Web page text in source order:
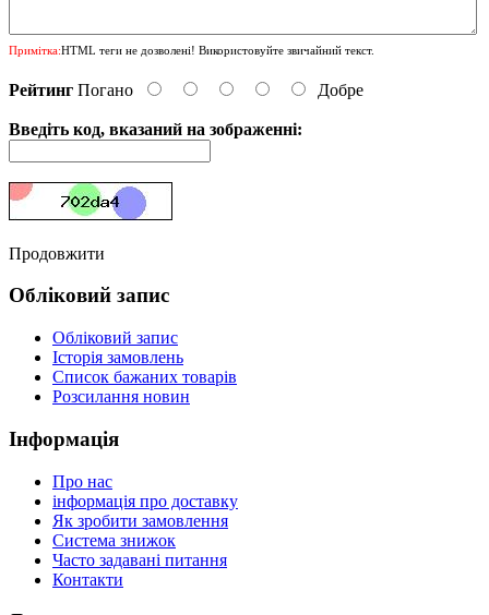
Примітка:HTML теги не дозволені! Використовуйте звичайний текст.
Рейтинг Погано Добре
Введіть код, вказаний на зображенні:
Продовжити
Обліковий запис
Обліковий запис
Історія замовлень
Список бажаних товарів
Розсилання новин
Інформація
Про нас
інформація про доставку
Як зробити замовлення
Система знижок
Часто задавані питання
Контакти